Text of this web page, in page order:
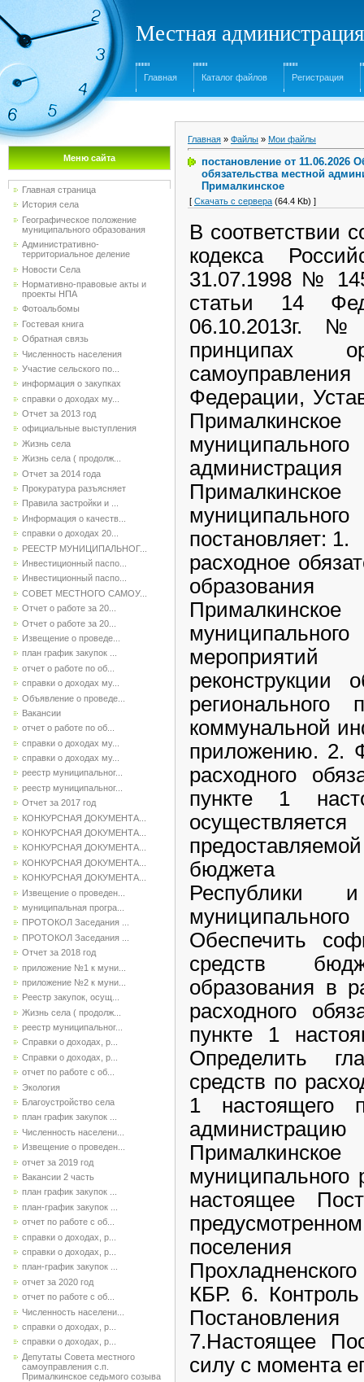
Местная
Главная Каталог файлов Регистрация
Меню сайта
Главная страница
История села
Географическое положение
муниципального образования
Административно-
территориальное деление
Новости Села
Нормативно-правовые акты и
проекты НПА
Фотоальбомы
Гостевая книга
Обратная связь
Численность населения
Участие сельского по...
информация о закупках
справки о доходах му...
Отчет за 2013 год
официальные выступления
Жизнь села
Жизнь села ( продолж...
Отчет за 2014 года
Прокуратура разъясняет
Правила застройки и ...
Информация о качеств...
справки о доходах 20...
РЕЕСТР МУНИЦИПАЛЬНОГ...
Инвестиционный паспо...
Инвестиционный паспо...
СОВЕТ МЕСТНОГО САМОУ...
Отчет о работе за 20...
Отчет о работе за 20...
Извещение о проведе...
план график закупок ...
отчет о работе по об...
справки о доходах му...
Объявление о проведе...
Вакансии
отчет о работе по об...
справки о доходах му...
справки о доходах му...
реестр муниципальног...
реестр муниципальног...
Отчет за 2017 год
КОНКУРСНАЯ ДОКУМЕНТА...
КОНКУРСНАЯ ДОКУМЕНТА...
КОНКУРСНАЯ ДОКУМЕНТА...
КОНКУРСНАЯ ДОКУМЕНТА...
КОНКУРСНАЯ ДОКУМЕНТА...
Извещение о проведен...
муниципальная програ...
ПРОТОКОЛ Заседания ...
ПРОТОКОЛ Заседания ...
Отчет за 2018 год
приложение №1 к муни...
приложение №2 к муни...
Реестр закупок, осущ...
Жизнь села ( продолж...
реестр муниципальног...
Справки о доходах, р...
Справки о доходах, р...
отчет по работе с об...
Экология
Благоустройство села
план график закупок ...
Численность населени...
Извещение о проведен...
отчет за 2019 год
Вакансии 2 часть
план график закупок ...
план-график закупок ...
отчет по работе с об...
справки о доходах, р...
справки о доходах, р...
план-график закупок ...
отчет за 2020 год
отчет по работе с об...
Численность населени...
справки о доходах, р...
справки о доходах, р...
Депутаты Совета местного
самоуправления с.п.
Прималкинское седьмого созыва
Главная » Файлы » Мои файлы
постановление от 11.06.2026
обязательства местной
Прималкинское
[ Скачать с сервера (64.4 Kb) ]
В соответствии
кодекса
31.07.1998 №
статьи 14
06.10.2013г.
принципах
Федерации,
расходное
образования
реконструкции
регионального
коммунальной
приложению. 2.
расходного
пункте 1
бюджета
Республики
Обеспечить
средств
образования в
расходного
пункте 1
Определить
средств по
1 настоящего
муниципального
настоящее
КБР. 6.
7.Настоящее
силу с момента